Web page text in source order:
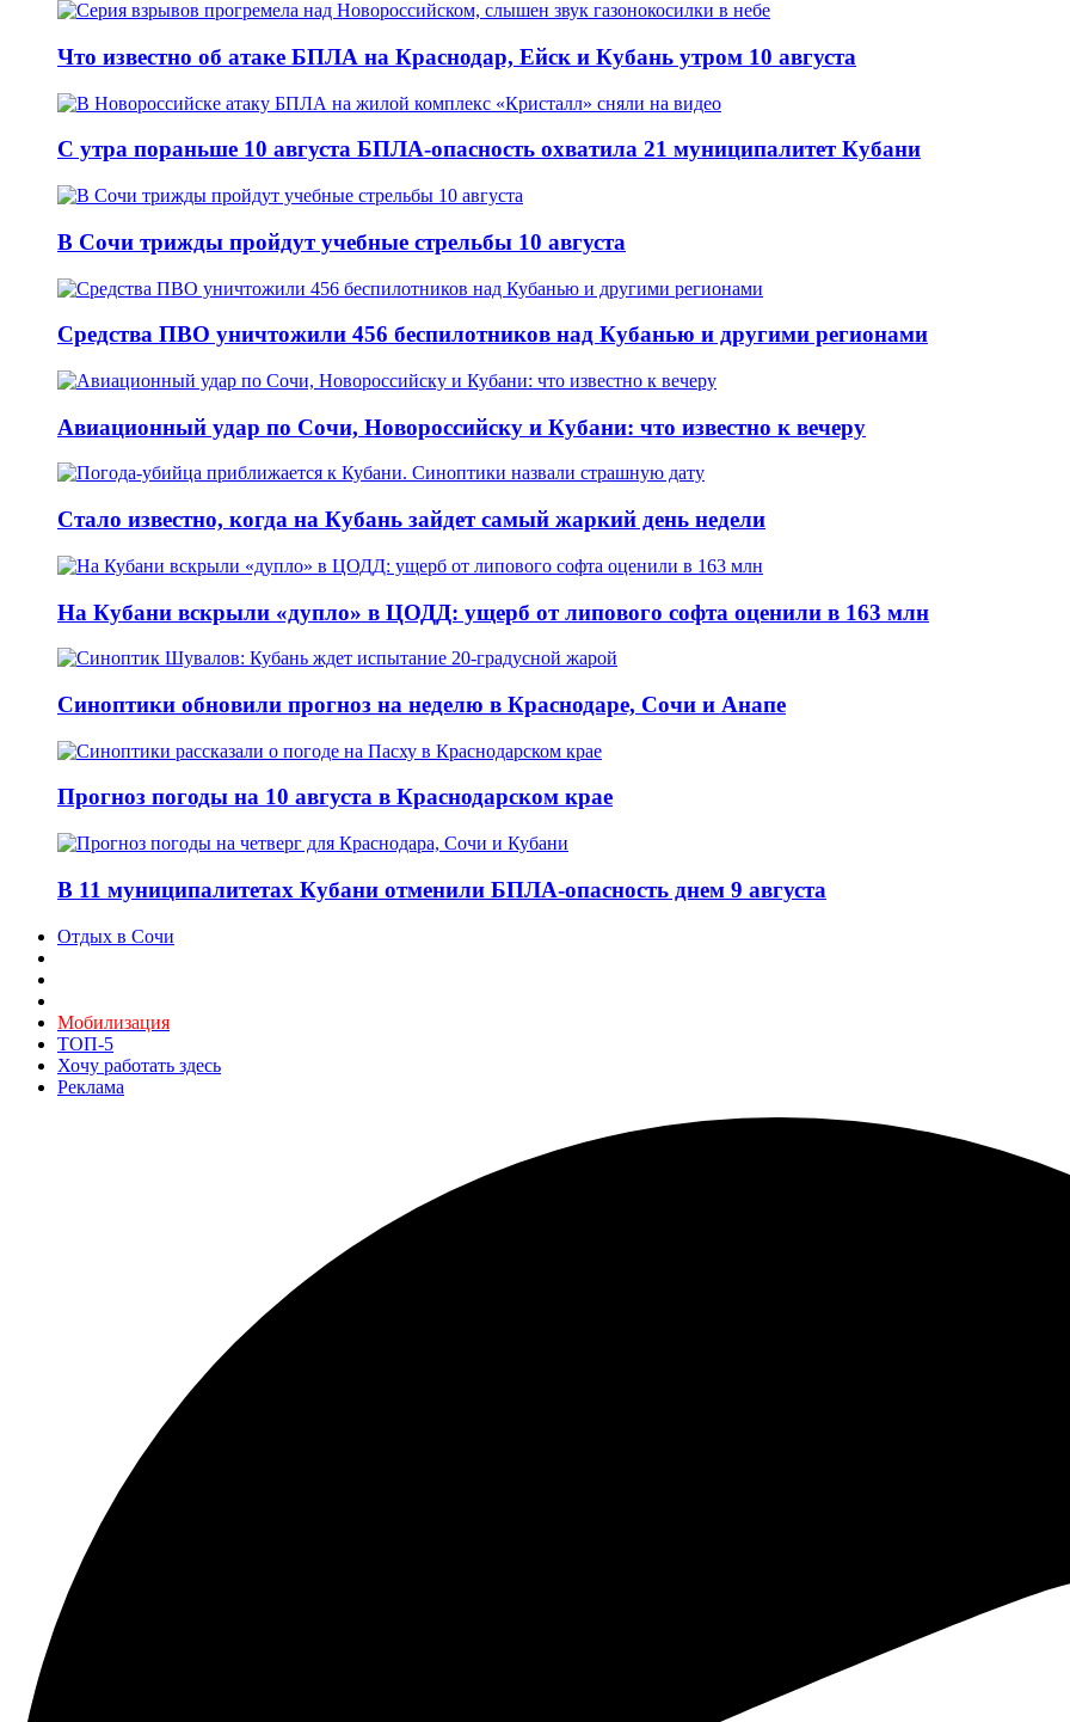
Что известно об атаке БПЛА на Краснодар, Ейск и Кубань утром 10 августа
С утра пораньше 10 августа БПЛА-опасность охватила 21 муниципалитет Кубани
В Сочи трижды пройдут учебные стрельбы 10 августа
Средства ПВО уничтожили 456 беспилотников над Кубанью и другими регионами
Авиационный удар по Сочи, Новороссийску и Кубани: что известно к вечеру
Стало известно, когда на Кубань зайдет самый жаркий день недели
На Кубани вскрыли «дупло» в ЦОДД: ущерб от липового софта оценили в 163 млн
Синоптики обновили прогноз на неделю в Краснодаре, Сочи и Анапе
Прогноз погоды на 10 августа в Краснодарском крае
В 11 муниципалитетах Кубани отменили БПЛА-опасность днем 9 августа
Отдых в Сочи
Мобилизация
ТОП-5
Хочу работать здесь
Реклама